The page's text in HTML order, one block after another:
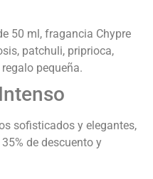
50 ml, fragancia Chypre
patchuli, priprioca,
pequeña.
sofisticados y elegantes,
de descuento y